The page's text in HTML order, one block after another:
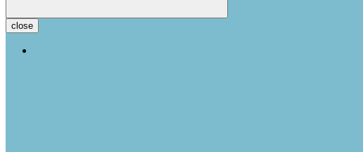
close